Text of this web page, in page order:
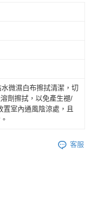
微濕白布擦拭清潔，切
劑擦拭，以免產生褪/
置室內通風陰涼處，且
客服